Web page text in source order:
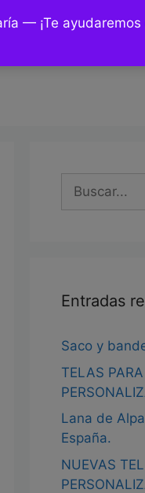
— ¡Te
Buscar:
Entradas
Saco y
TELAS
Lana de
España.
NUEVAS